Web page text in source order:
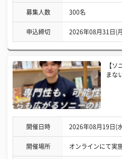
募集人数 300名
申込締切 2026年08月31日(
【ソ
まな
開催日時 2026年08月19日(
開催場所 オンラインにて実